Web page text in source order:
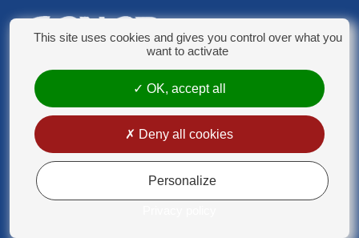
8 rue Jules Verne - 59790 Ronchin
contact@sonorplus.com
Mentions légales
Conditions générales de vente
This site uses cookies and gives you control over what you
want to activate
OK, accept all
Deny all cookies
Personalize